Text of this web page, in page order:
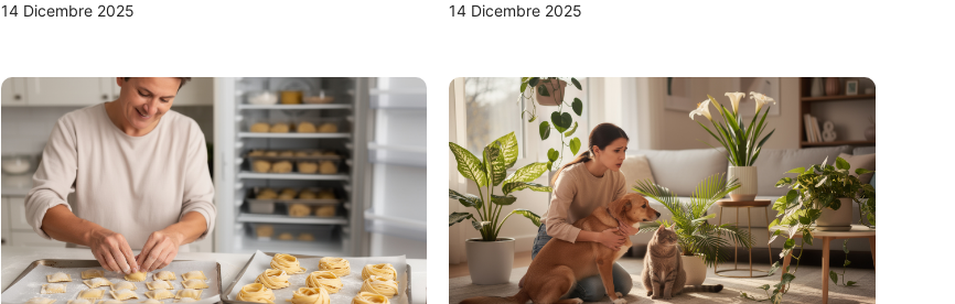
14 Dicembre 2025 14 Dicembre 2025